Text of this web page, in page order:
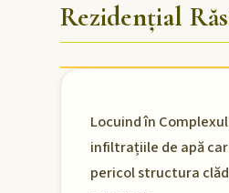
Rezidențial
Locuind în
infiltrațiile de apă
pericol structura